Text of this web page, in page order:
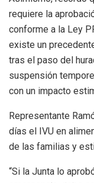
requiere la
conforme a la Ley
existe un
tras el paso del
suspensión
con un impacto
Representante
días el IVU en
de las familias y
“Si la Junta lo